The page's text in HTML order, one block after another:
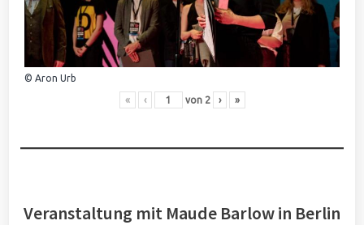
© Aron Urb
« ‹ von 2 › »
Veranstaltung mit Maude Barlow in Berlin